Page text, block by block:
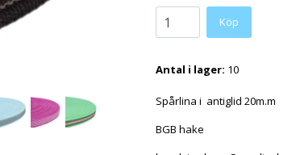
Köp
Antal i lager: 10
Spårlina i antiglid 20m.m
BGB hake